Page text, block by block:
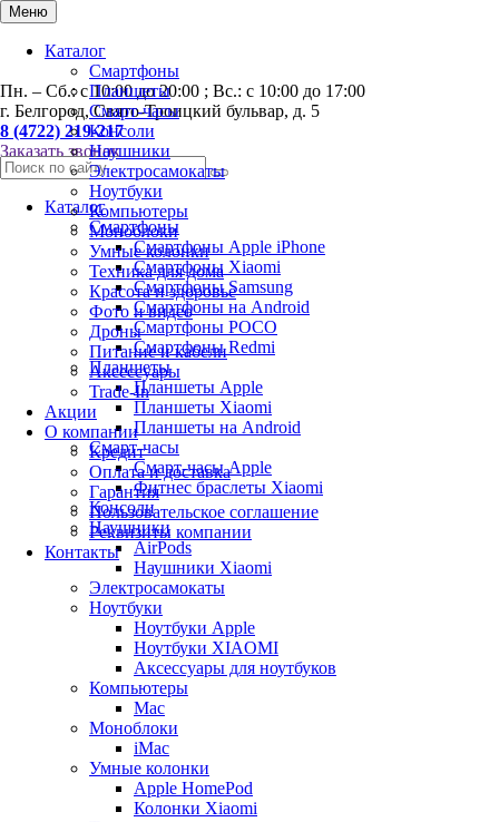
Меню
Каталог
Смартфоны
Планшеты
Смарт-часы
Консоли
Наушники
Электросамокаты
Ноутбуки
Компьютеры
Моноблоки
Умные колонки
Техника для дома
Красота и здоровье
Фото и видео
Дроны
Питание и кабели
Аксессуары
Trade-In
Акции
О компании
Кредит
Оплата и доставка
Гарантия
Пользовательское соглашение
Реквизиты компании
Контакты
0
Пн. – Сб.: с 10:00 до 20:00 ; Вс.: с 10:00 до 17:00
г. Белгород, Свято-Троицкий бульвар, д. 5
8 (4722) 219-217
Заказать звонок
Каталог
Смартфоны
Смартфоны Apple iPhone
Смартфоны Хiaomi
Смартфоны Samsung
Смартфоны на Android
Смартфоны POCO
Смартфоны Redmi
Планшеты
Планшеты Apple
Планшеты Xiaomi
Планшеты на Android
Смарт-часы
Смарт-часы Apple
Фитнес браслеты Xiaomi
Консоли
Наушники
AirPods
Наушники Xiaomi
Электросамокаты
Ноутбуки
Ноутбуки Apple
Ноутбуки XIAOMI
Аксессуары для ноутбуков
Компьютеры
Mac
Моноблоки
iMac
Умные колонки
Apple HomePod
Колонки Xiaomi